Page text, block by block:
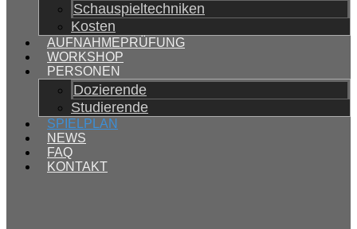
Schauspieltechniken
Kosten
AUFNAHMEPRÜFUNG
WORKSHOP
PERSONEN
Dozierende
Studierende
SPIELPLAN
NEWS
FAQ
KONTAKT